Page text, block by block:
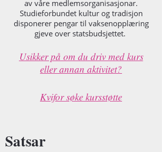
av våre medlemsorganisasjonar.
Studieforbundet kultur og tradisjon
disponerer pengar til vaksenopplæring
gjeve over statsbudsjettet.
Usikker på om du driv med kurs
eller annan aktivitet?
Kvifor søke kursstøtte
Satsar